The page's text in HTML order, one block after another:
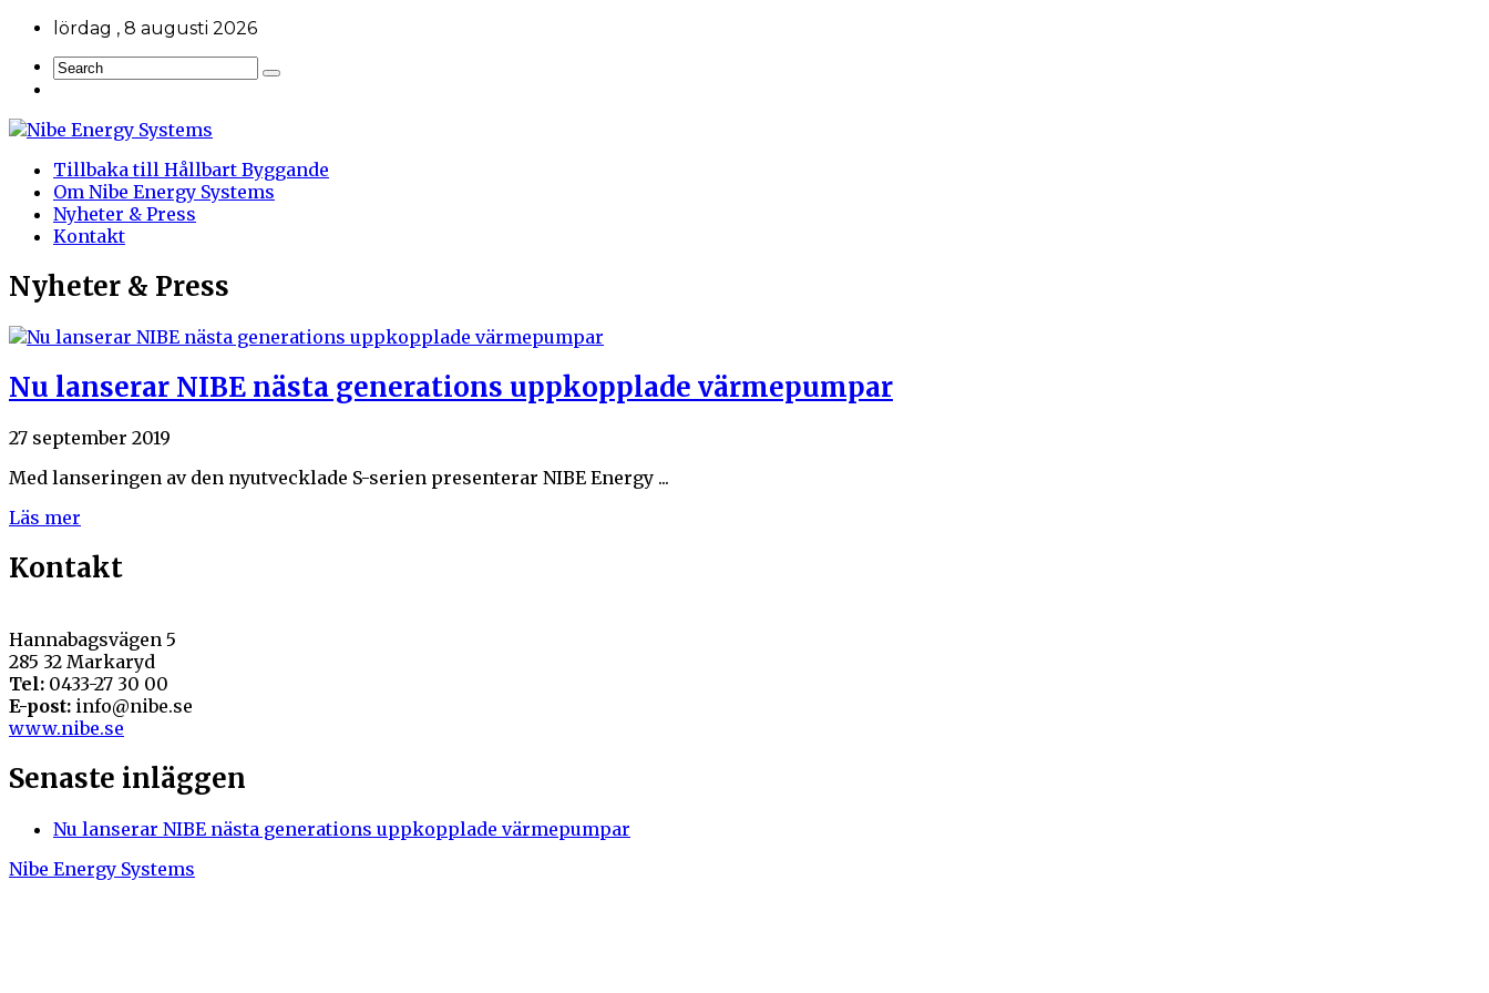
lördag , 8 augusti 2026
Tillbaka till Hållbart Byggande
Om Nibe Energy Systems
Nyheter & Press
Kontakt
Nyheter & Press
Nu lanserar NIBE nästa generations uppkopplade värmepumpar
27 september 2019
Med lanseringen av den nyutvecklade S-serien presenterar NIBE Energy ...
Läs mer
Kontakt
Hannabagsvägen 5
285 32 Markaryd
Tel: 0433-27 30 00
E-post: info@nibe.se
www.nibe.se
Senaste inläggen
Nu lanserar NIBE nästa generations uppkopplade värmepumpar
Nibe Energy Systems